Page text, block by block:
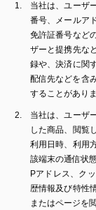
当社は、ユーザ
番号、メールア
免許証番号など
ザーと提携先な
録や、決済に関
配信先などを含
することがありま
当社は、ユーザ
した商品、閲覧
利用日時、利用
該端末の通信状
Pアドレス、ク
歴情報及び特性
またはページを